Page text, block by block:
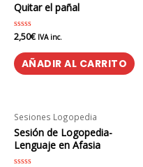
Quitar el pañal
Valorado
en
de
5
2,50€ IVA inc.
AÑADIR AL CARRITO
Sesiones Logopedia
Sesión de Logopedia-
Lenguaje en Afasia